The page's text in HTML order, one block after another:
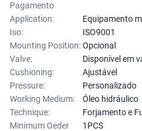
Pagamento
Application:
Equipamento
Iso:
ISO9001
Mounting Position:Opcional
Valve:
Disponível em
Cushioning:
Ajustável
Pressure:
Personalizado
Working Medium:
Óleo hidráulico
Technique:
Forjamento e
Minimum Oeder
1PCS